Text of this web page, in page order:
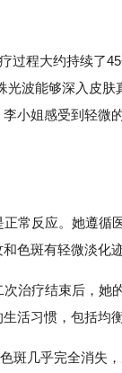
过程大约持续了
光波能够深入皮肤
小姐感受到轻微
常反应。她遵循
色斑有轻微淡化迹
治疗结束后，她
活习惯，包括均
斑几乎完全消失